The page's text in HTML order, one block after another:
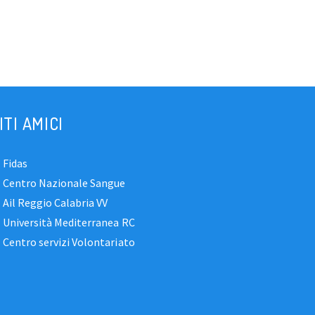
AMICI
Fidas
Centro Nazionale Sangue
Ail Reggio Calabria VV
Università Mediterranea RC
Centro servizi Volontariato